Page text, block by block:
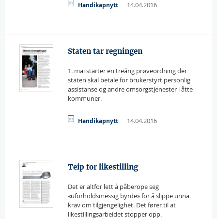
Handikapnytt 14.04.2016
Staten tar regningen
1. mai starter en treårig prøveordning der
staten skal betale for brukerstyrt personlig
assistanse og andre omsorgstjenester i åtte
kommuner.
Handikapnytt 14.04.2016
Teip for likestilling
Det er altfor lett å påberope seg
«uforholdsmessig byrde» for å slippe unna
krav om tilgjengelighet. Det fører til at
likestillingsarbeidet stopper opp.